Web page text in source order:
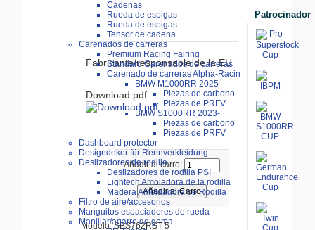
Cadenas
Rueda de espigas
Rueda de espigas
Tensor de cadena
Carenados de carreras
Premium Racing Fairing
Standard Carenados de carreras
Carenado de carreras Alpha-Racin
BMW M1000RR 2025-
Piezas de carbono
Piezas de PRFV
BMW S1000RR 2023-
Piezas de carbono
Piezas de PRFV
Dashboard protector
Designdekor für Rennverkleidung
Deslizadores de rodilla
Deslizadores de rodilla PSI
Lightech Amoladora de la rodilla
Madera Amoldadora de Rodilla
Filtro de aire/accesorios
Manguitos espaciadores de rueda
Manillar/agarre de goma
Fabricante/responsable de la EU
Download pdf:
Añadir al carro:
Modelo: SBS762RST-5
Patrocinador